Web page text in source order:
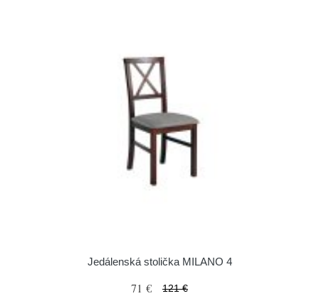
Jedálenská stolička MILANO 4
71 € 121 €